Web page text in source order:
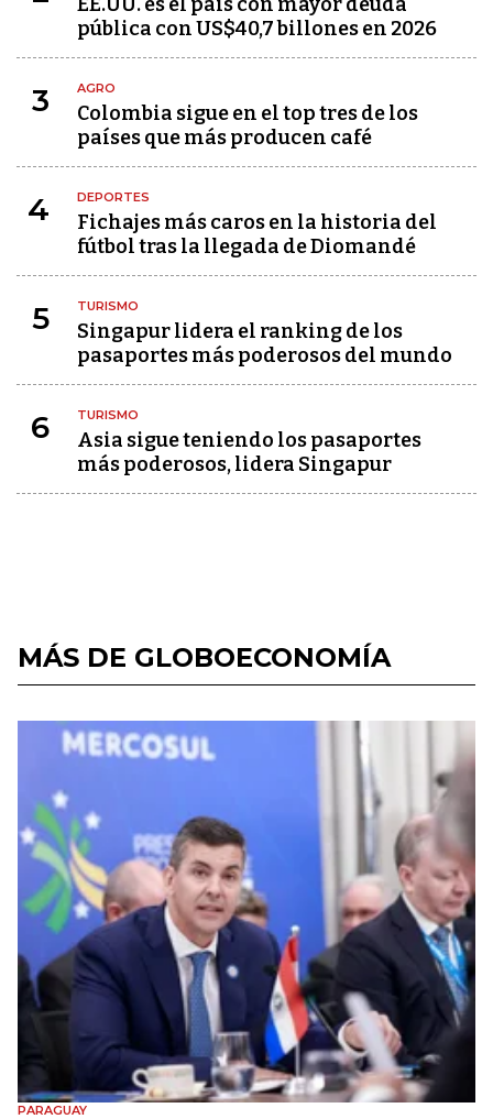
pública con US$40,7 billones en 2026
3 AGRO
Colombia sigue en el top tres de los
países que más producen café
4 DEPORTES
Fichajes más caros en la historia del
fútbol tras la llegada de Diomandé
5 TURISMO
Singapur lidera el ranking de los
pasaportes más poderosos del mundo
6 TURISMO
Asia sigue teniendo los pasaportes
más poderosos, lidera Singapur
MÁS DE GLOBOECONOMÍA
PARAGUAY